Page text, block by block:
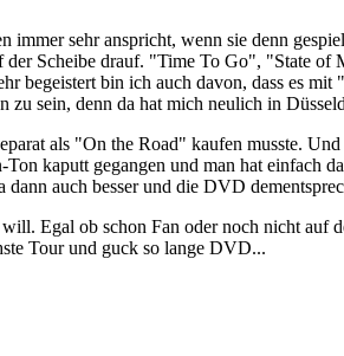
sehr anspricht, wenn sie denn
Scheibe drauf. "Time To Go", "State
bin ich auch davon, dass es
sein, denn da hat mich neulich in
als "On the Road" kaufen musste.
kaputt gegangen und man hat einfach
auch besser und die DVD
Egal ob schon Fan oder noch nicht auf
Tour und guck so lange DVD...